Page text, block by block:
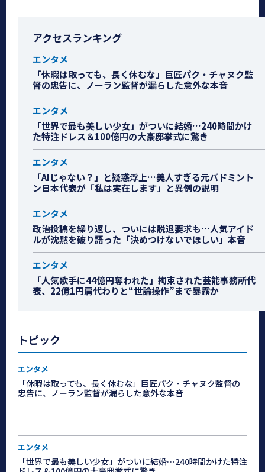
アクセスランキング
エンタメ
「休暇は取っても、長く休むな」巨匠パク・チャヌク監
督の忠告に、ノーラン監督が漏らした意外な本音
エンタメ
「世界で最も美しい少女」がついに結婚…240時間かけ
た特注ドレス＆100億円の大豪邸挙式に驚き
エンタメ
「AIじゃない？」と疑惑浮上…美人すぎる元バドミント
ン日本代表が「私は実在します」と異例の説明
エンタメ
政治投稿を繰り返し、ついには脱退要求も…人気アイド
ルが沈黙を破り語った「決めつけないでほしい」本音
エンタメ
「人気歌手に44億円奪われた」拘束された芸能事務所代
表、22億1円肩代わりと“世論操作”まで暴露か
トピック
エンタメ
「休暇は取っても、長く休むな」巨匠パク・チャヌク監督の
忠告に、ノーラン監督が漏らした意外な本音
エンタメ
「世界で最も美しい少女」がついに結婚…240時間かけた特注